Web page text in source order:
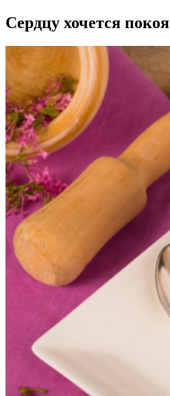
Сердцу хочется покоя